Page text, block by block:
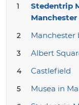
Stedentrip
Manchester
Albert
Castlefield
Musea in